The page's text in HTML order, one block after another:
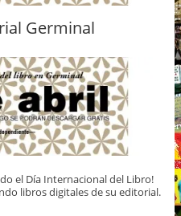
Germinal
el Día Internacional del Libro!
libros digitales de su editorial.